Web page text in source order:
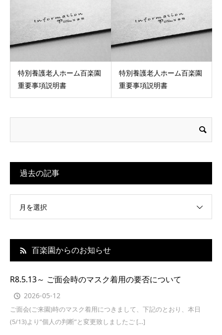
特別養護老人ホーム百楽園
重要事項説明書
特別養護老人ホーム百楽園
重要事項説明書
過去の記事
月を選択
百楽園からのお知らせ
R8.5.13～ ご面会時のマスク着用の要否について
2026-05-12
ご面会(ご来園)時のマスク着用につきまして、下記のとおり、本日
(5/13)より”個人の判断”と変更致しましたご […]